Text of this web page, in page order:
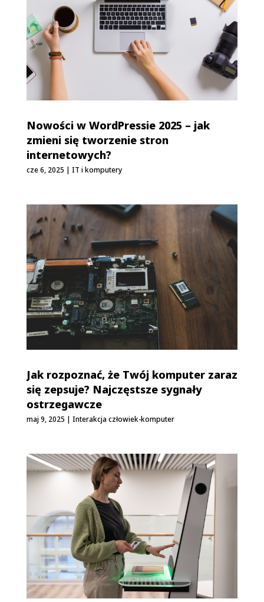
Nowości w WordPressie 2025 – jak
zmieni się tworzenie stron
internetowych?
cze 6, 2025 | IT i komputery
Jak rozpoznać, że Twój komputer zaraz
się zepsuje? Najczęstsze sygnały
ostrzegawcze
maj 9, 2025 | Interakcja człowiek-komputer